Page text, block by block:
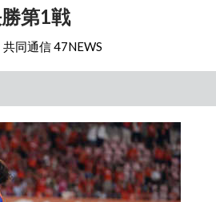
第1戦
共同通信 47NEWS